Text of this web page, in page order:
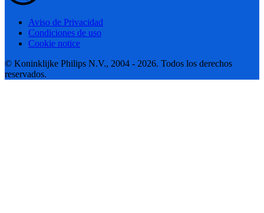
Aviso de Privacidad
Condiciones de uso
Cookie notice
© Koninklijke Philips N.V., 2004 - 2026. Todos los derechos
reservados.